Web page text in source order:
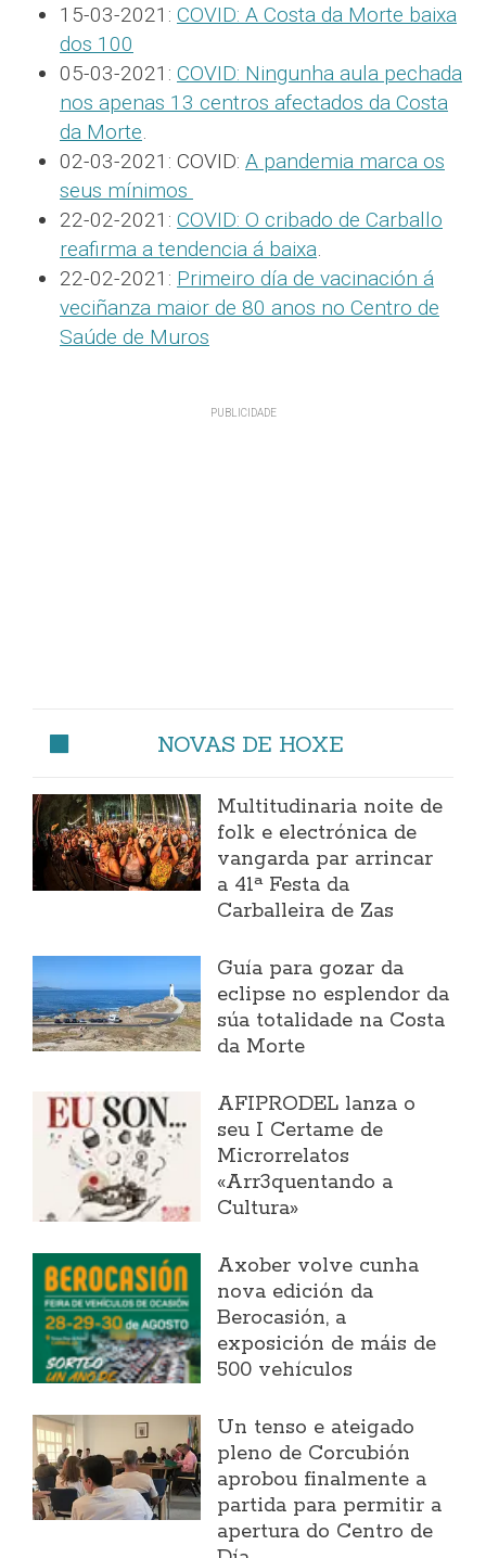
15-03-2021: COVID: A Costa da Morte baixa
dos 100
05-03-2021: COVID: Ningunha aula pechada
nos apenas 13 centros afectados da Costa
da Morte.
02-03-2021: COVID: A pandemia marca os
seus mínimos
22-02-2021: COVID: O cribado de Carballo
reafirma a tendencia á baixa.
22-02-2021: Primeiro día de vacinación á
veciñanza maior de 80 anos no Centro de
Saúde de Muros
NOVAS DE HOXE
Multitudinaria noite de
folk e electrónica de
vangarda par arrincar
a 41ª Festa da
Carballeira de Zas
Guía para gozar da
eclipse no esplendor da
súa totalidade na Costa
da Morte
AFIPRODEL lanza o
seu I Certame de
Microrrelatos
«Arr3quentando a
Cultura»
Axober volve cunha
nova edición da
Berocasión, a
exposición de máis de
500 vehículos
Un tenso e ateigado
pleno de Corcubión
aprobou finalmente a
partida para permitir a
apertura do Centro de